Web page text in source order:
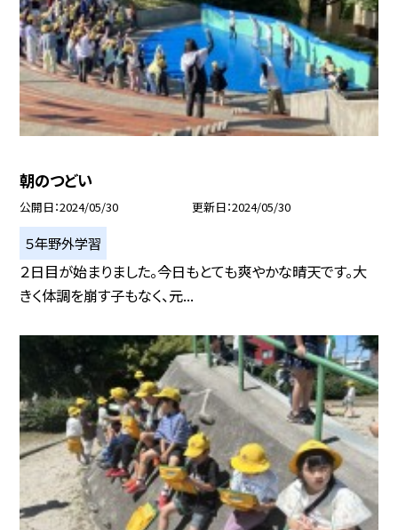
朝のつどい
公開日 2024/05/30 更新日 2024/05/30
５年野外学習
２日目が始まりました。今日もとても爽やかな晴天です。大
きく体調を崩す子もなく、元...